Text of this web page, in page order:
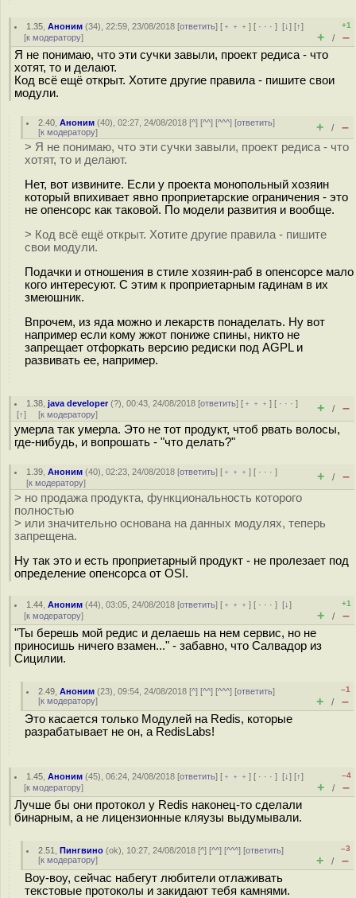
1.35 ,Аноним (34), 22:59, 23/08/2018 [ответить] [ ﹢﹢﹢] [ · · ·][↓] [↑]
[к модератору]
+1
+ / –
Я не понимаю, что эти сучки завыли, проект редиса - что
хотят, то и делают.
Код всё ещё открыт. Хотите другие правила - пишите свои
модули.
2.40 ,Аноним (40), 02:27, 24/08/2018 [^] [^^] [^^^] [ответить]
[к модератору] + / –
> Я не понимаю, что эти сучки завыли, проект редиса - что
хотят, то и делают.
Нет, вот извините. Если у проекта монопольный хозяин
который впихивает явно проприетарские ограничения - это
не опенсорс как таковой. По модели развития и вообще.
> Код всё ещё открыт. Хотите другие правила - пишите
свои модули.
Подачки и отношения в стиле хозяин-раб в опенсорсе мало
кого интересуют. С этим к проприетарным гадинам в их
змеюшник.
Впрочем, из яда можно и лекарств понаделать. Ну вот
например если кому жжот пониже спины, никто не
запрещает отфоркать версию редиски под AGPL и
развивать ее, например.
1.38 ,java developer(?), 00:43, 24/08/2018 [ответить] [ ﹢﹢﹢] [ · · ·]
[↑] [к модератору] + / –
умерла так умерла. Это не тот продукт, чтоб рвать волосы,
где-нибудь, и вопрошать - "что делать?"
1.39 ,Аноним (40), 02:23, 24/08/2018 [ответить] [ ﹢﹢﹢] [ · · ·]
[к модератору] + / –
> но продажа продукта, функциональность которого
полностью
> или значительно основана на данных модулях, теперь
запрещена.
Ну так это и есть проприетарный продукт - не пролезает под
определение опенсорса от OSI.
1.44 ,Аноним (44), 03:05, 24/08/2018 [ответить] [ ﹢﹢﹢] [ · · ·][↓]
[к модератору]
+1
+ / –
"Ты берешь мой редис и делаешь на нем сервис, но не
приносишь ничего взамен..." - забавно, что Салвадор из
Сицилии.
2.49 ,Аноним (23), 09:54, 24/08/2018 [^] [^^] [^^^] [ответить]
[к модератору]
–1
+ / –
Это касается только Модулей на Redis, которые
разрабатывает не он, а RedisLabs!
1.45 ,Аноним (45), 06:24, 24/08/2018 [ответить] [ ﹢﹢﹢] [ · · ·][↓] [↑]
[к модератору]
–4
+ / –
Лучше бы они протокол у Redis наконец-то сделали
бинарным, а не лицензионные кляузы выдумывали.
2.51 ,Пингвино (ok), 10:27, 24/08/2018 [^] [^^] [^^^] [ответить]
[к модератору]
–3
+ / –
Воу-воу, сейчас набегут любители отлаживать
текстовые протоколы и закидают тебя камнями.